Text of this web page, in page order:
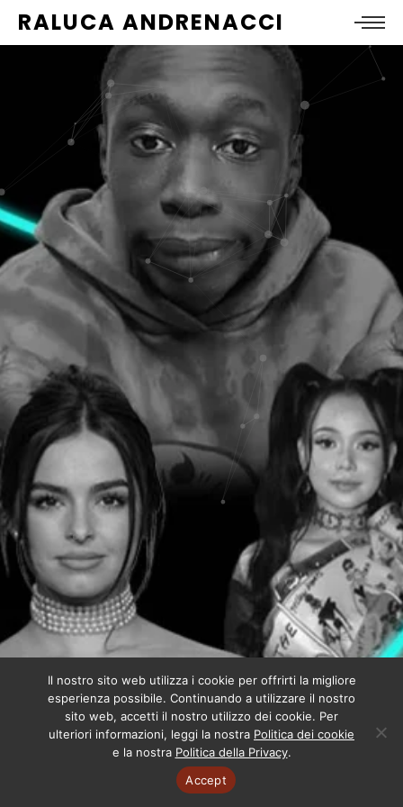
RALUCA ANDRENACCI
Il nostro sito web utilizza i cookie per offrirti la migliore
esperienza possibile. Continuando a utilizzare il nostro
sito web, accetti il nostro utilizzo dei cookie. Per
ulteriori informazioni, leggi la nostra Politica dei cookie
e la nostra Politica della Privacy.
Accept